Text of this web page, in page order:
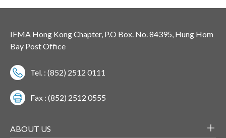
IFMA Hong Kong Chapter, P.O Box. No. 84395, Hung Hom
Bay Post Office
Tel. : (852) 2512 0111
Fax : (852) 2512 0555
ABOUT US